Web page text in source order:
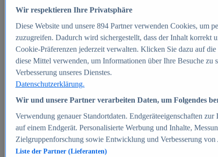
Zum Report
E-commerce
Beliebte Statistiken
Aktuelle Statistiken
E-Commerce - Entwicklung des Umsatzes in
Deutschland 1999-2025
Umsatz von Amazon in Deutschland und weltweit
2010-2025
B2C-E-Commerce: Top-50 Online Shops in
Deutschland 2024
Marktanteile von Online-Zahlungsverfahren in
Deutschland 2024
Umsatzstarke Warengruppen im Online-Handel in
Deutschland 2023-2025
Wir respektieren Ihre Privatsphäre
Diese Website und unsere 894Partner verwenden Cookies, um
zuzugreifen. Dadurch wird sichergestellt, dass der Inhalt korrekt
Cookie-Präferenzen jederzeit verwalten. Klicken Sie dazu auf
diese Mittel verwenden, um Informationen über Ihre Besuche
Verbesserung unseres Dienstes.
Datenschutzerklärung.
Wir und unsere Partner verarbeiten Daten, um Folgendes
Verwendung genauer Standortdaten. Endgeräteeigenschaften
auf einem Endgerät. Personalisierte Werbung und Inhalte,
Zielgruppenforschung sowie Entwicklung und Verbesserung von
Liste der Partner (Lieferanten)